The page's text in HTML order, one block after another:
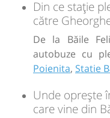
Din ce stație
către
De la Băile
autobuze cu
Poienita, Statie
Unde oprește
care vine din